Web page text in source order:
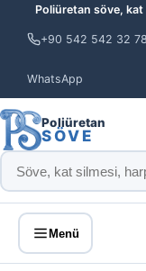
Poliüretan söve,
+90 542 542 32 78
WhatsApp
Poliüretan
SÖVE
Menü